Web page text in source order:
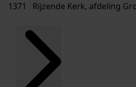
1371 Rijzende Kerk, afdeling